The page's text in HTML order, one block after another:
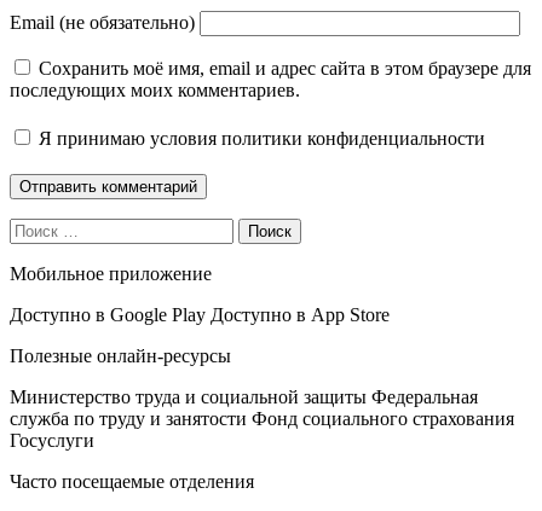
Email (не обязательно)
Сохранить моё имя, email и адрес сайта в этом браузере для
последующих моих комментариев.
Я принимаю условия политики конфиденциальности
Поиск
Мобильное приложение
Доступно в Google Play Доступно в App Store
Полезные онлайн-ресурсы
Министерство труда и социальной защиты Федеральная
служба по труду и занятости Фонд социального страхования
Госуслуги
Часто посещаемые отделения